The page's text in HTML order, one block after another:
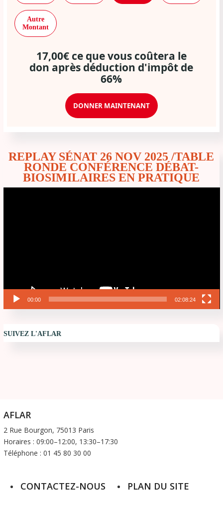
Autre
Montant
17,00€ ce que vous coûtera le
don après déduction d'impôt de
66%
DONNER MAINTENANT
REPLAY SÉNAT 26 NOV 2025 /TABLE
RONDE CONFÉRENCE DÉBAT-
BIOSIMILAIRES EN PRATIQUE
Lecteur
00:00 02:08:24
SUIVEZ L'AFLAR
AFLAR
2 Rue Bourgon, 75013 Paris
Horaires : 09:00–12:00, 13:30–17:30
Téléphone : 01 45 80 30 00
CONTACTEZ-NOUS PLAN DU SITE